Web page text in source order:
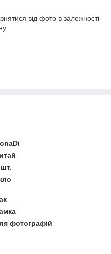
від фото в залежності
шт.
фотографій